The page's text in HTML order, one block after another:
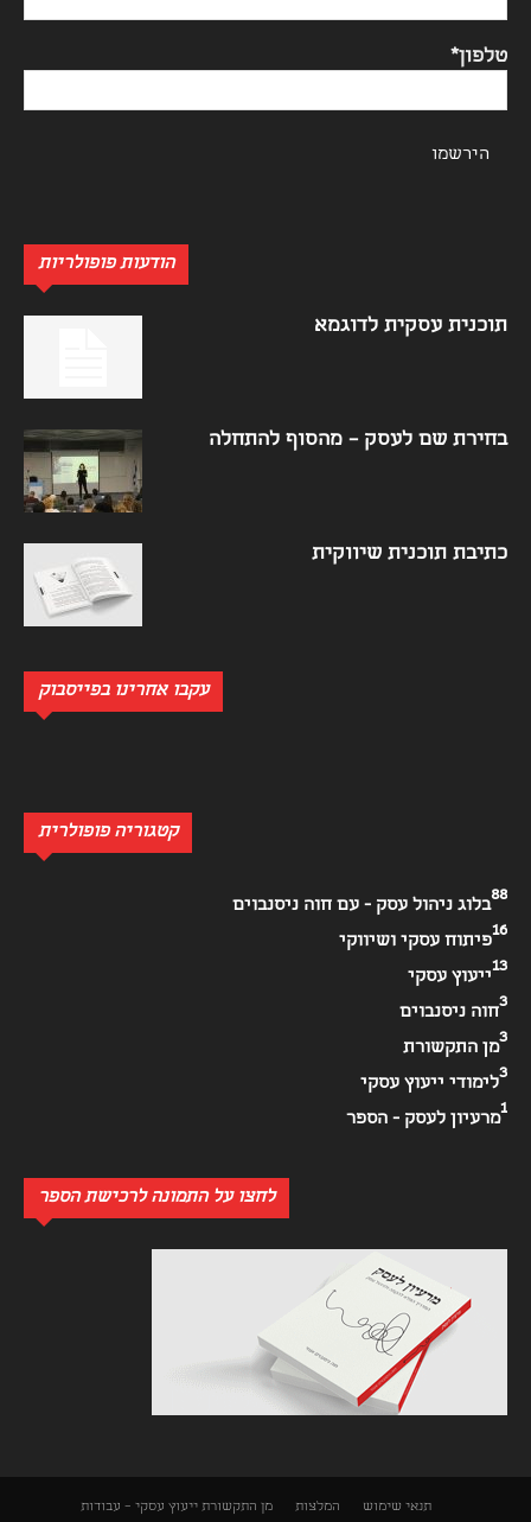
טלפון*
הודעות פופולריות
תוכנית עסקית לדוגמא
בחירת שם לעסק – מהסוף להתחלה
כתיבת תוכנית שיווקית
עקבו אחרינו בפייסבוק
קטגוריה פופולרית
בלוג ניהול עסק - עם חוה ניסנבוים
88
פיתוח עסקי ושיווקי
16
ייעוץ עסקי
13
חוה ניסנבוים
3
מן התקשורת
3
לימודי ייעוץ עסקי
3
מרעיון לעסק - הספר
1
לחצו על התמונה לרכישת הספר
תנאי שימוש המלצות מן התקשורת ייעוץ עסקי – עבודות